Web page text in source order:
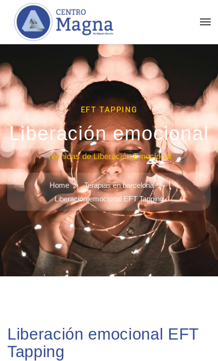
EFT TAPPING
Liberación emocional
Técnicas de Liberación Emocional
Home
Terapias en barcelona
Liberación emocional EFT Tapping
Liberación emocional EFT
Tapping